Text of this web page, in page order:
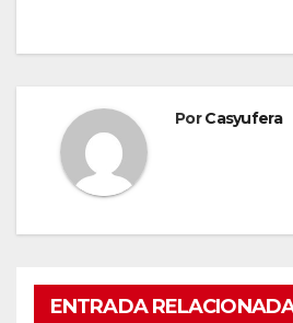
PorCasyufera
ENTRADA